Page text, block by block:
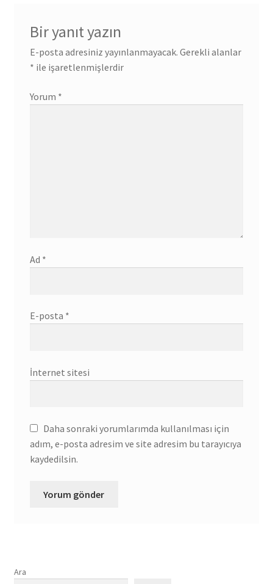
Bir yanıt yazın
E-posta adresiniz yayınlanmayacak. Gerekli alanlar
* ile işaretlenmişlerdir
Yorum *
Ad *
E-posta *
İnternet sitesi
Daha sonraki yorumlarımda kullanılması için
adım, e-posta adresim ve site adresim bu tarayıcıya
kaydedilsin.
Ara